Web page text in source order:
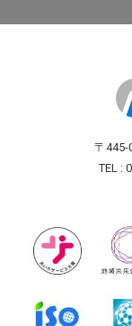
〒445-
TEL :